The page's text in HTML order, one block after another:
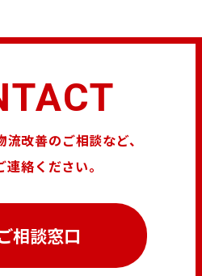
改善のご相談など、
絡ください。
相談窓口